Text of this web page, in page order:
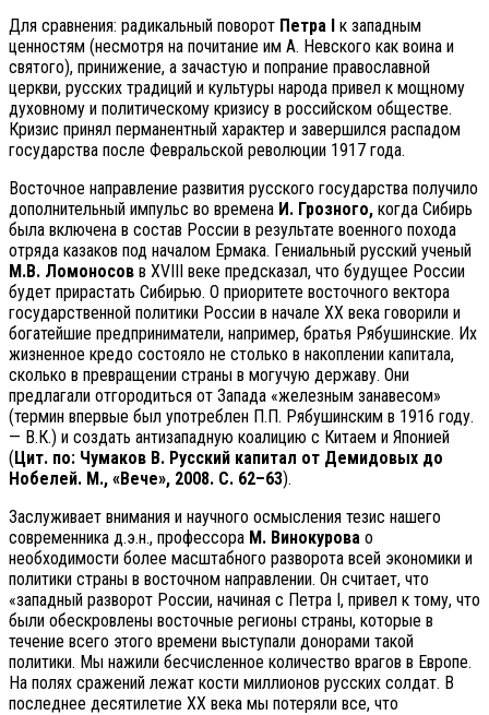
Для сравнения: радикальный поворот Петра I
к западным
ценностям (несмотря на почитание им А. Невского как воина и
святого), принижение, а зачастую и попрание православной
церкви, русских традиций и культуры народа привел к мощному
духовному и политическому кризису в российском обществе.
Кризис принял перманентный характер и завершился распадом
государства после Февральской революции 1917 года.
Восточное направление развития русского государства получило
дополнительный импульс во времена И. Грозного, когда Сибирь
была включена в состав России в результате военного похода
отряда казаков под началом Ермака. Гениальный русский ученый
М.В. Ломоносов в XVIII веке предсказал, что будущее России
будет прирастать Сибирью. О приоритете восточного вектора
государственной политики России в начале ХХ века говорили и
богатейшие предприниматели, например, братья Рябушинские. Их
жизненное кредо состояло не столько в накоплении капитала,
сколько в превращении страны в могучую державу. Они
предлагали отгородиться от Запада «железным занавесом»
(термин впервые был употреблен П.П. Рябушинским в 1916 году.
— В.К.) и создать антизападную коалицию с Китаем и Японией
( Цит. по: Чумаков В. Русский капитал от Демидовых до
Нобелей. М., «Вече», 2008. С. 62–63).
Заслуживает внимания и научного осмысления тезис нашего
современника д.э.н., профессора М. Винокурова о
необходимости более масштабного разворота всей экономики и
политики страны в восточном направлении. Он считает, что
«западный разворот России, начиная с Петра I, привел к тому, что
были обескровлены восточные регионы страны, которые в
течение всего этого времени выступали донорами такой
политики. Мы нажили бесчисленное количество врагов в Европе.
На полях сражений лежат кости миллионов русских солдат. В
последнее десятилетие ХХ века мы потеряли все, что